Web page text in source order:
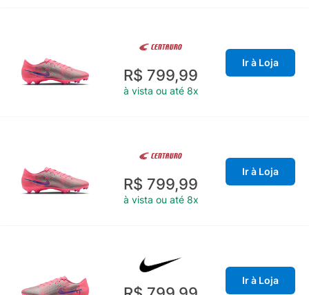
R$ 799,99
à vista ou até 8x
Ir à Loja
R$ 799,99
à vista ou até 8x
Ir à Loja
Ir à Loja